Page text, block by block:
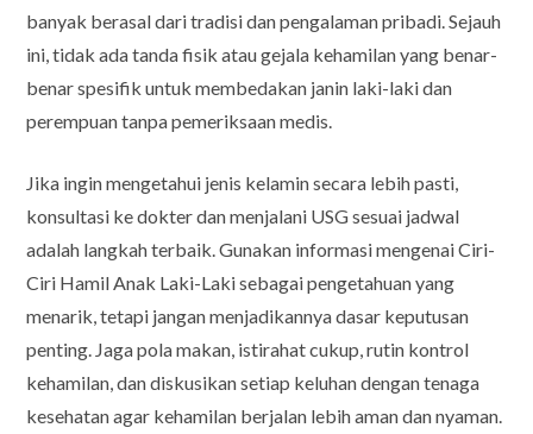
banyak berasal dari tradisi dan pengalaman pribadi. Sejauh
ini, tidak ada tanda fisik atau gejala kehamilan yang benar-
benar spesifik untuk membedakan janin laki-laki dan
perempuan tanpa pemeriksaan medis.
Jika ingin mengetahui jenis kelamin secara lebih pasti,
konsultasi ke dokter dan menjalani USG sesuai jadwal
adalah langkah terbaik. Gunakan informasi mengenai Ciri-
Ciri Hamil Anak Laki-Laki sebagai pengetahuan yang
menarik, tetapi jangan menjadikannya dasar keputusan
penting. Jaga pola makan, istirahat cukup, rutin kontrol
kehamilan, dan diskusikan setiap keluhan dengan tenaga
kesehatan agar kehamilan berjalan lebih aman dan nyaman.